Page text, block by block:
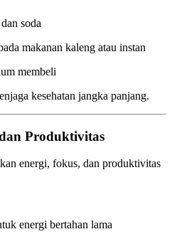
soda
makanan kaleng atau instan
membeli
kesehatan jangka panjang.
Produktivitas
energi, fokus, dan produktivitas
energi bertahan lama